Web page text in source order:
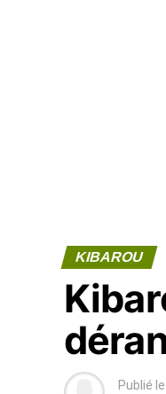
KIBAROU
Publié le